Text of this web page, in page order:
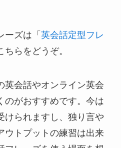
ーズは「 英会話定型フレ
ちらをどうぞ。
英会話やオンライン英会
のがおすすめです。今は
けられますし、独り言や
ウトプットの練習は出来